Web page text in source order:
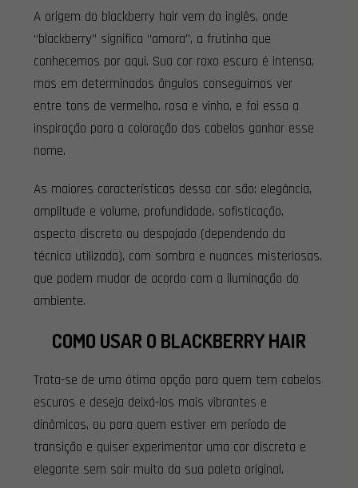
A origem do blackberry hair vem do inglês, onde
“blackberry” significa “amora”, a frutinha que
conhecemos por aqui. Sua cor roxo escuro é intensa,
mas em determinados ângulos conseguimos ver
entre tons de vermelho, rosa e vinho, e foi essa a
inspiração para a coloração dos cabelos ganhar esse
nome.
As maiores características dessa cor são: elegância,
amplitude e volume, profundidade, sofisticação,
aspecto discreto ou despojado (dependendo da
técnica utilizada), com sombra e nuances misteriosas,
que podem mudar de acordo com a iluminação do
ambiente.
COMO USAR O BLACKBERRY HAIR
Trata-se de uma ótima opção para quem tem cabelos
escuros e deseja deixá-los mais vibrantes e
dinâmicos, ou para quem estiver em período de
transição e quiser experimentar uma cor discreta e
elegante sem sair muito da sua paleta original.